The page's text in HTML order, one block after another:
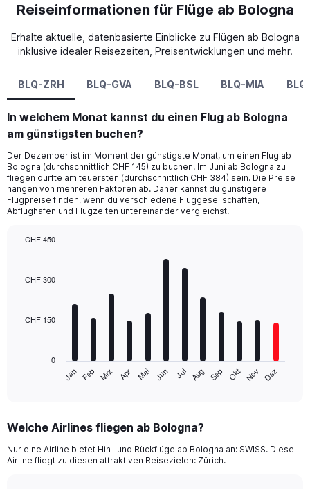
Reiseinformationen für Flüge ab Bologna
Erhalte aktuelle, datenbasierte Einblicke zu Flügen ab Bologna
inklusive idealer Reisezeiten, Preisentwicklungen und mehr.
BLQ-ZRH BLQ-GVA BLQ-BSL BLQ-MIA
In welchem Monat kannst du einen Flug ab Bologna
am günstigsten buchen?
Der Dezember ist im Moment der günstigste Monat, um einen Flug ab
Bologna (durchschnittlich CHF 145) zu buchen. Im Juni ab Bologna zu
fliegen dürfte am teuersten (durchschnittlich CHF 384) sein. Die Preise
hängen von mehreren Faktoren ab. Daher kannst du günstigere
Flugpreise finden, wenn du verschiedene Fluggesellschaften,
Abflughäfen und Flugzeiten untereinander vergleichst.
with
The
Range:
12
categories.
Jan Feb Mrz Apr Mai Jun Jul Aug Sep Okt Nov Dez
0
CHF 150
CHF 300
CHF 450
Welche Airlines fliegen ab Bologna?
Nur eine Airline bietet Hin- und Rückflüge ab Bologna an: SWISS. Diese
Airline fliegt zu diesen attraktiven Reisezielen: Zürich.